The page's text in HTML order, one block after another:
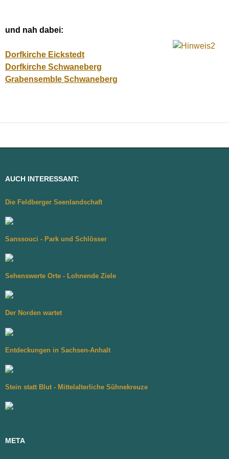
und nah dabei:
Dorfkirche Eickstedt
Dorfkirche Schwaneberg
Grabensemble Schwaneberg
AUCH INTERESSANT:
Die Feldberger Seenlandschaft
Sanssouci - Park und Schlösser
Sehenswerte Orte - Lohnende Ziele
Der Norden wartet
Entdeckungen in Sachsen-Anhalt
Stein statt Blut - Mittelalterliche Sühnekreuze
META